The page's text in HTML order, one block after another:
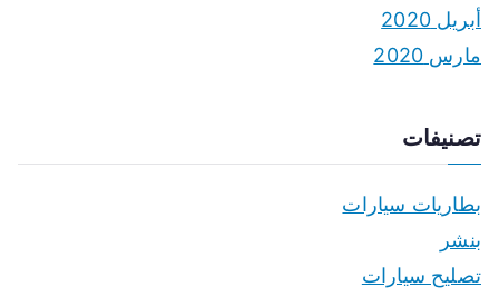
أبريل 2020
مارس 2020
تصنيفات
بطاريات سيارات
بنشر
تصليح سيارات